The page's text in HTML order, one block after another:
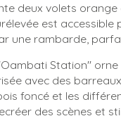
deux volets
est
une rambarde,
Station"
avec des
foncé et les
des scènes et